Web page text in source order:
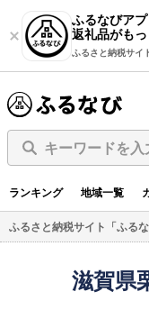
ふるなびア
返礼品がも
ふるさと納税サイ
キーワードを入
ランキング 地域一覧
ふるさと納税サイト「ふるな
滋賀県